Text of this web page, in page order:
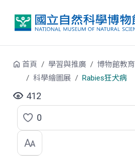
首頁 學習與推廣 博物館教育
科學繪圖展
Rabies狂犬病
412
點
選
0